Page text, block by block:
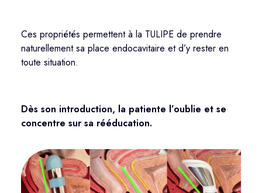
Ces propriétés permettent à la TULIPE de prendre
naturellement sa place endocavitaire et d’y rester en
toute situation.
Dès son introduction, la patiente l’oublie et se
concentre sur sa rééducation.